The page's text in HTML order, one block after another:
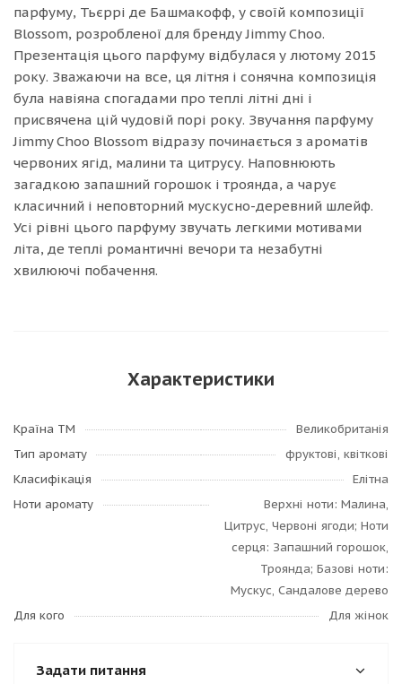
парфуму, Тьєррі де Башмакофф, у своїй композиції
Blossom, розробленої для бренду Jimmy Choo.
Презентація цього парфуму відбулася у лютому 2015
року. Зважаючи на все, ця літня і сонячна композиція
була навіяна спогадами про теплі літні дні і
присвячена цій чудовій порі року. Звучання парфуму
Jimmy Choo Blossom відразу починається з ароматів
червоних ягід, малини та цитрусу. Наповнюють
загадкою запашний горошок і троянда, а чарує
класичний і неповторний мускусно-деревний шлейф.
Усі рівні цього парфуму звучать легкими мотивами
літа, де теплі романтичні вечори та незабутні
хвилюючі побачення.
Характеристики
Країна ТМ
Великобританія
Тип аромату
фруктові, квіткові
Класифікація
Елітна
Ноти аромату
Верхні ноти: Малина,
Цитрус, Червоні ягоди; Ноти
серця: Запашний горошок,
Троянда; Базові ноти:
Мускус, Сандалове дерево
Для кого
Для жінок
Задати питання